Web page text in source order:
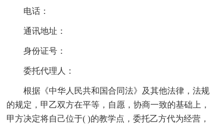
电话：
通讯地址：
身份证号：
委托代理人：
根据《中华人民共和国合同法》及其他法律，法规
的规定，甲乙双方在平等，自愿，协商一致的基础上，
甲方决定将自己位于( )的教学点，委托乙方代为经营，